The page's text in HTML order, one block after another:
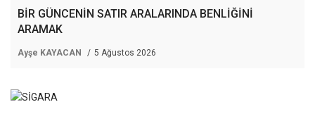
BİR GÜNCENİN SATIR ARALARINDA BENLİĞİNİ
ARAMAK
Ayşe KAYACAN 5 Ağustos 2026